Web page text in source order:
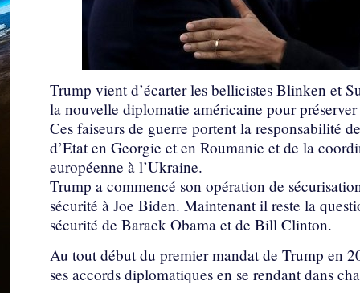
Trump vient d’écarter les bellicistes Blinken et
la nouvelle diplomatie américaine pour
Ces faiseurs de guerre portent la responsabilité
d’Etat en Georgie et en Roumanie et de la
européenne à l’Ukraine.
Trump a commencé son opération de
sécurité à Joe Biden. Maintenant il reste la
sécurité de Barack Obama et de Bill Clinton.
Au tout début du premier mandat de Trump en
ses accords diplomatiques en se rendant dans